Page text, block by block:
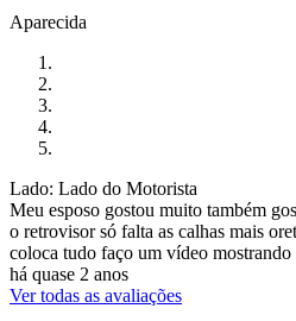
Aparecida
Lado: Lado do Motorista
Meu esposo gostou muito também
o retrovisor só falta as calhas mais
coloca tudo faço um vídeo mostrando
há quase 2 anos
Ver todas as avaliações